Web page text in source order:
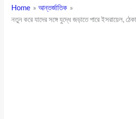
Home
আন্তর্জাতিক
নতুন করে যাদের সঙ্গে যুদ্ধে জড়াতে পারে ইসরায়েল,